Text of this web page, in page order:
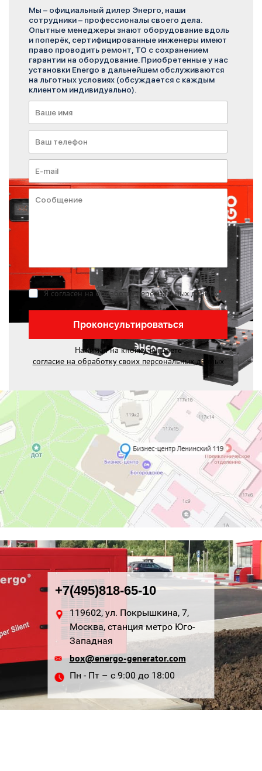
Мы – официальный дилер Энерго, наши
сотрудники – профессионалы своего дела.
Опытные менеджеры знают оборудование вдоль
и поперёк, сертифицированные инженеры имеют
право проводить ремонт, ТО с сохранением
гарантии на оборудование. Приобретенные у нас
установки Energo в дальнейшем обслуживаются
на льготных условиях (обсуждается с каждым
клиентом индивидуально).
Я согласен на обработку персональных данных*
Проконсультироваться
Нажимая на кнопку, вы даете
согласие на обработку своих персональных данных
+7(495)818-65-10
119602, ул. Покрышкина, 7,
Москва, станция метро Юго-
Западная
box@energo-generator.com
Пн - Пт – с 9:00 до 18:00